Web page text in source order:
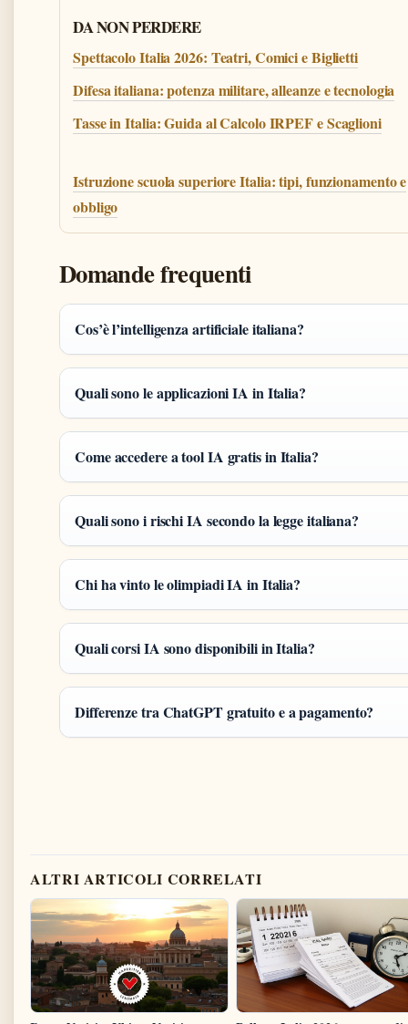
DA NON PERDERE
Spettacolo Italia 2026: Teatri, Comici e Biglietti
Difesa italiana: potenza militare, alleanze e tecnologia
Tasse in Italia: Guida al Calcolo IRPEF e Scaglioni
Istruzione scuola superiore Italia: tipi, funzionamento e
obbligo
Domande frequenti
Cos’è l’intelligenza artificiale italiana?
Quali sono le applicazioni IA in Italia?
Come accedere a tool IA gratis in Italia?
Quali sono i rischi IA secondo la legge italiana?
Chi ha vinto le olimpiadi IA in Italia?
Quali corsi IA sono disponibili in Italia?
Differenze tra ChatGPT gratuito e a pagamento?
ALTRI ARTICOLI CORRELATI